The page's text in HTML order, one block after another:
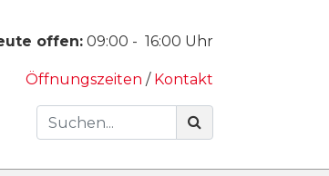
offen: 09:00 - 16:00 Uhr
Öffnungszeiten / Kontakt